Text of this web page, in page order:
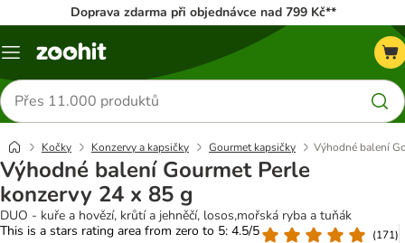
Doprava zdarma při objednávce nad 799 Kč**
Menu
Hledat
produkty
Kočky Konzervy a kapsičky Gourmet kapsičky Výhodné balení
Výhodné balení Gourmet Perle
konzervy 24 x 85 g
DUO - kuře a hovězí, krůtí a jehněčí, losos,mořská ryba a tuňák
This is a stars rating area from zero to 5: 4.5/5
(171)